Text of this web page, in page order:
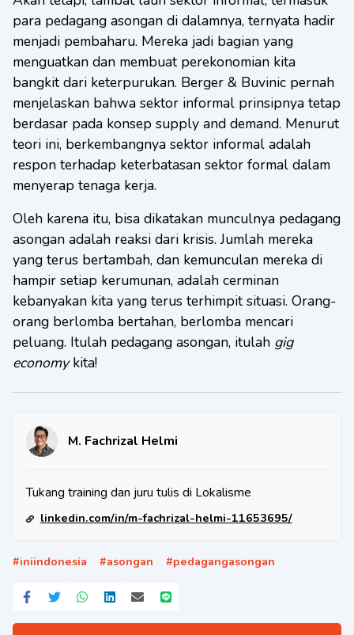
para pedagang asongan di dalamnya, ternyata hadir
menjadi pembaharu. Mereka jadi bagian yang
menguatkan dan membuat perekonomian kita
bangkit dari keterpurukan. Berger & Buvinic pernah
menjelaskan bahwa sektor informal prinsipnya tetap
berdasar pada konsep supply and demand. Menurut
teori ini, berkembangnya sektor informal adalah
respon terhadap keterbatasan sektor formal dalam
menyerap tenaga kerja.
Oleh karena itu, bisa dikatakan munculnya pedagang
asongan adalah reaksi dari krisis. Jumlah mereka
yang terus bertambah, dan kemunculan mereka di
hampir setiap kerumunan, adalah cerminan
kebanyakan kita yang terus terhimpit situasi. Orang-
orang berlomba bertahan, berlomba mencari
peluang. Itulah pedagang asongan, itulah gig
economykita!
M. Fachrizal Helmi
Tukang training dan juru tulis di Lokalisme
linkedin.com/in/m-fachrizal-helmi-11653695/
#iniindonesia #asongan #pedagangasongan